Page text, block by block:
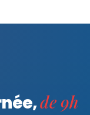
de 9h